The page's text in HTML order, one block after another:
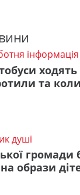
інформація
ходять
та
душі
громади
образи